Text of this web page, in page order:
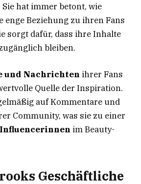
hat immer betont, wie
enge Beziehung zu ihren Fans
sorgt dafür, dass ihre Inhalte
bleiben.
und Nachrichten ihrer Fans
Quelle der Inspiration.
auf Kommentare und
Community, was sie zu einer
im Beauty-
Geschäftliche